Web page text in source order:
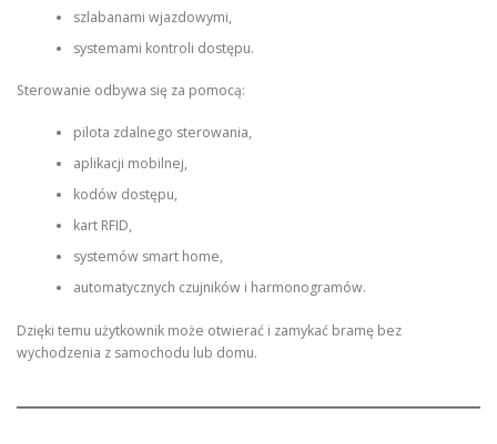
szlabanami wjazdowymi,
systemami kontroli dostępu.
Sterowanie odbywa się za pomocą:
pilota zdalnego sterowania,
aplikacji mobilnej,
kodów dostępu,
kart RFID,
systemów smart home,
automatycznych czujników i harmonogramów.
Dzięki temu użytkownik może otwierać i zamykać bramę bez
wychodzenia z samochodu lub domu.